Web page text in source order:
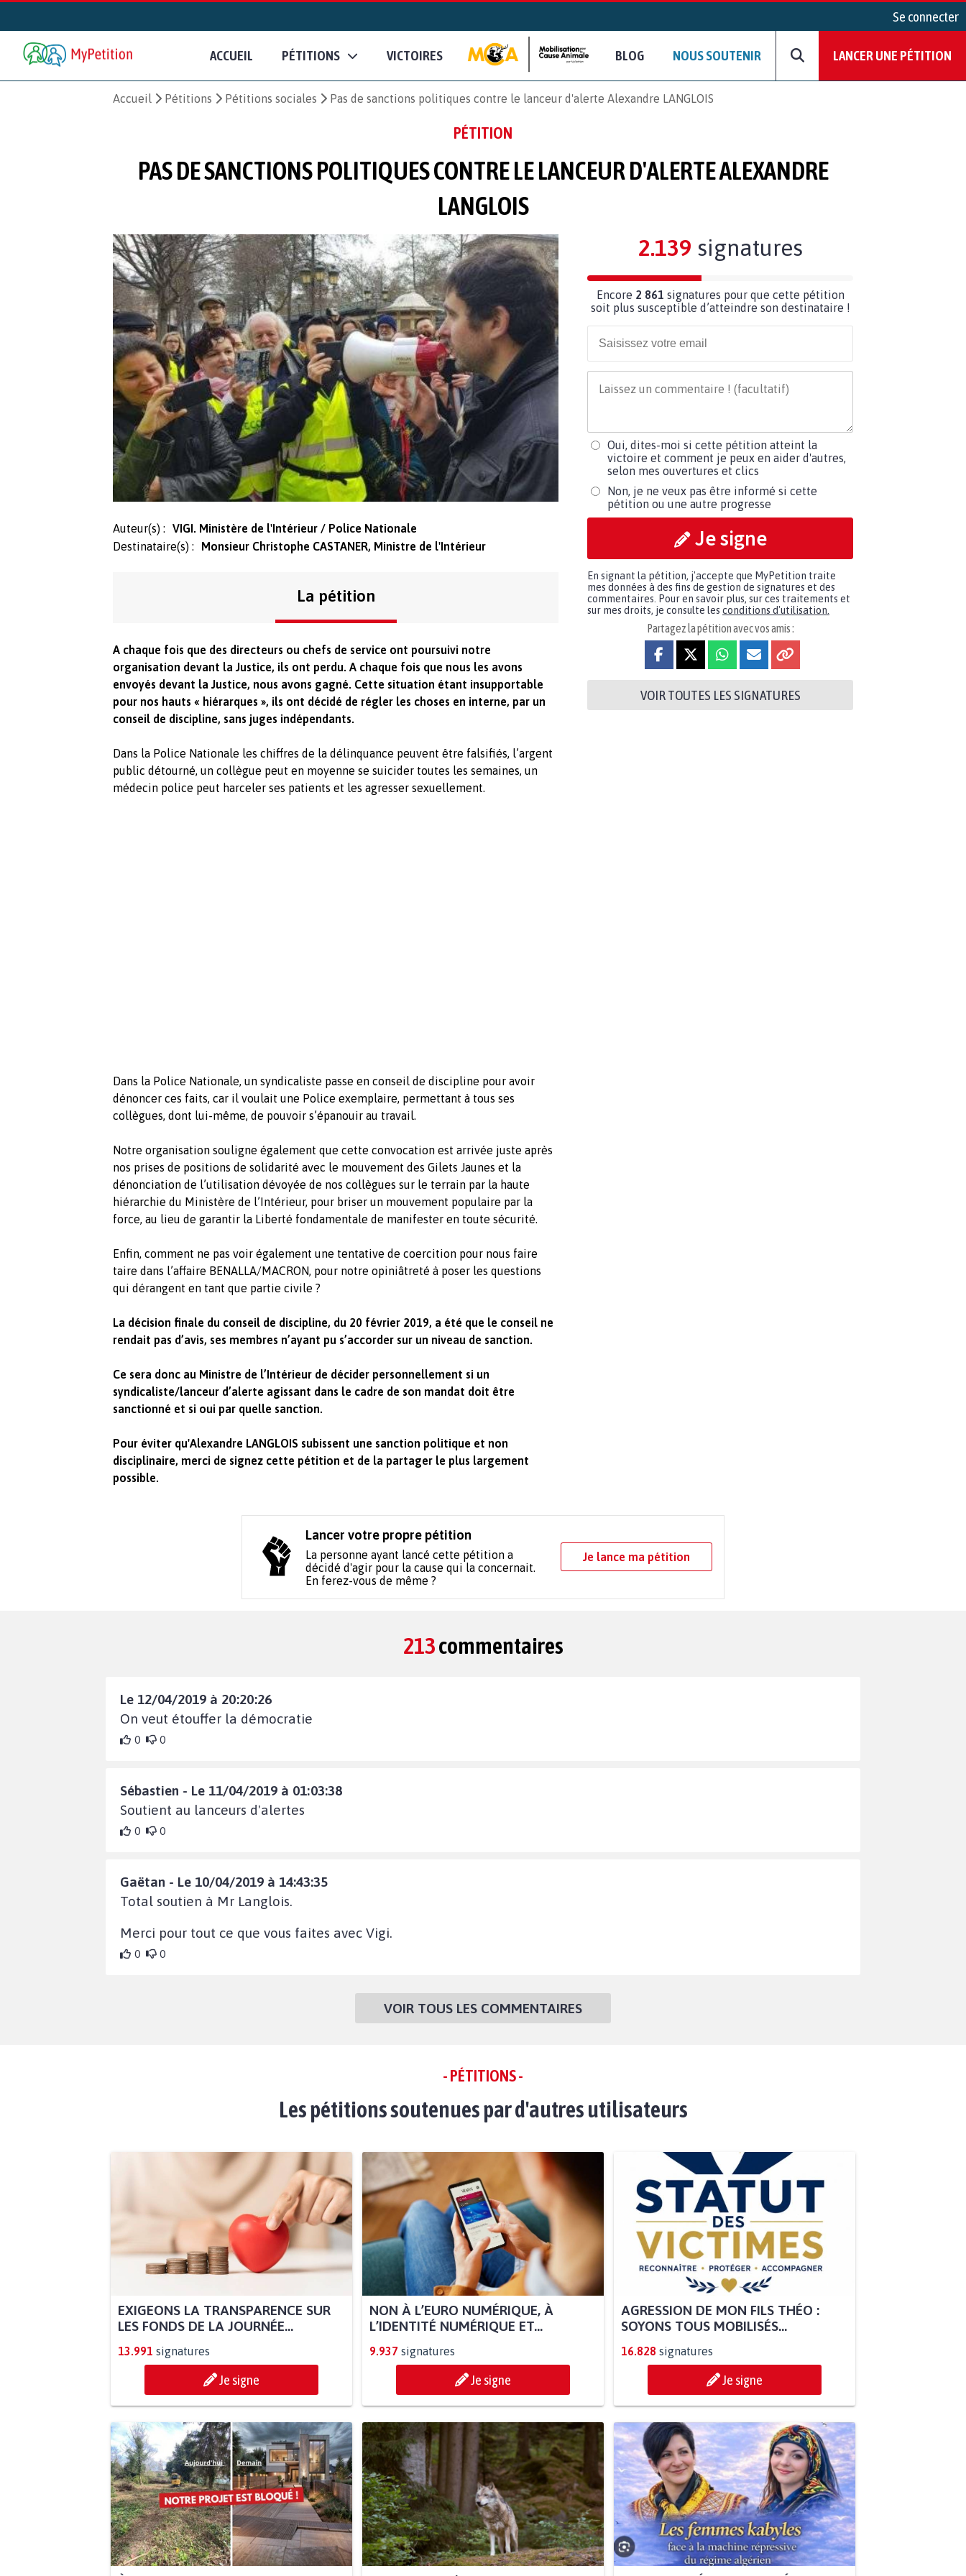
Se connecter
ACCUEIL PÉTITIONS VICTOIRES BLOG NOUS SOUTENIR LANCER UNE PÉTITION
Accueil Pétitions Pétitions sociales Pas de sanctions politiques contre le lanceur d'alerte Alexandre LANGLOIS
PÉTITION
PAS DE SANCTIONS POLITIQUES CONTRE LE LANCEUR D'ALERTE ALEXANDRE
LANGLOIS
Auteur(s) :
VIGI. Ministère de l'Intérieur / Police Nationale
Destinataire(s) :
Monsieur Christophe CASTANER, Ministre de l'Intérieur
La pétition
A chaque fois que des directeurs ou chefs de service ont poursuivi notre
organisation devant la Justice, ils ont perdu. A chaque fois que nous les avons
envoyés devant la Justice, nous avons gagné. Cette situation étant insupportable
pour nos hauts « hiérarques », ils ont décidé de régler les choses en interne, par un
conseil de discipline, sans juges indépendants.
Dans la Police Nationale les chiffres de la délinquance peuvent être falsifiés, l’argent
public détourné, un collègue peut en moyenne se suicider toutes les semaines, un
médecin police peut harceler ses patients et les agresser sexuellement.
Dans la Police Nationale, un syndicaliste passe en conseil de discipline pour avoir
dénoncer ces faits, car il voulait une Police exemplaire, permettant à tous ses
collègues, dont lui-même, de pouvoir s’épanouir au travail.
Notre organisation souligne également que cette convocation est arrivée juste après
nos prises de positions de solidarité avec le mouvement des Gilets Jaunes et la
dénonciation de l’utilisation dévoyée de nos collègues sur le terrain par la haute
hiérarchie du Ministère de l’Intérieur, pour briser un mouvement populaire par la
force, au lieu de garantir la Liberté fondamentale de manifester en toute sécurité.
Enfin, comment ne pas voir également une tentative de coercition pour nous faire
taire dans l’affaire BENALLA/MACRON, pour notre opiniâtreté à poser les questions
qui dérangent en tant que partie civile ?
La décision finale du conseil de discipline, du 20 février 2019, a été que le conseil ne
rendait pas d’avis, ses membres n’ayant pu s’accorder sur un niveau de sanction.
Ce sera donc au Ministre de l’Intérieur de décider personnellement si un
syndicaliste/lanceur d’alerte agissant dans le cadre de son mandat doit être
sanctionné et si oui par quelle sanction.
Pour éviter qu'Alexandre LANGLOIS subissent une sanction politique et non
disciplinaire, merci de signez cette pétition et de la partager le plus largement
possible.
2.139 signatures
Encore 2 861 signatures pour que cette pétition
soit plus susceptible d’atteindre son destinataire !
Oui, dites-moi si cette pétition atteint la
victoire et comment je peux en aider d'autres,
selon mes ouvertures et clics
Non, je ne veux pas être informé si cette
pétition ou une autre progresse
Je signe
En signant la pétition, j'accepte que MyPetition traite
mes données à des fins de gestion de signatures et des
commentaires. Pour en savoir plus, sur ces traitements et
sur mes droits, je consulte les conditions d'utilisation.
Partagez la pétition avec vos amis :
VOIR TOUTES LES SIGNATURES
Lancer votre propre pétition
La personne ayant lancé cette pétition a
décidé d'agir pour la cause qui la concernait.
En ferez-vous de même ?
Je lance ma pétition
213commentaires
Le 12/04/2019 à 20:20:26
On veut étouffer la démocratie
0 0
Sébastien - Le 11/04/2019 à 01:03:38
Soutient au lanceurs d'alertes
0 0
Gaëtan - Le 10/04/2019 à 14:43:35
Total soutien à Mr Langlois.
Merci pour tout ce que vous faites avec Vigi.
0 0
VOIR TOUS LES COMMENTAIRES
- PÉTITIONS -
Les pétitions soutenues par d'autres utilisateurs
EXIGEONS LA TRANSPARENCE SUR
LES FONDS DE LA JOURNÉE...
13.991 signatures
Je signe
NON À L’EURO NUMÉRIQUE, À
L’IDENTITÉ NUMÉRIQUE ET...
9.937 signatures
Je signe
AGRESSION DE MON FILS THÉO :
SOYONS TOUS MOBILISÉS...
16.828 signatures
Je signe